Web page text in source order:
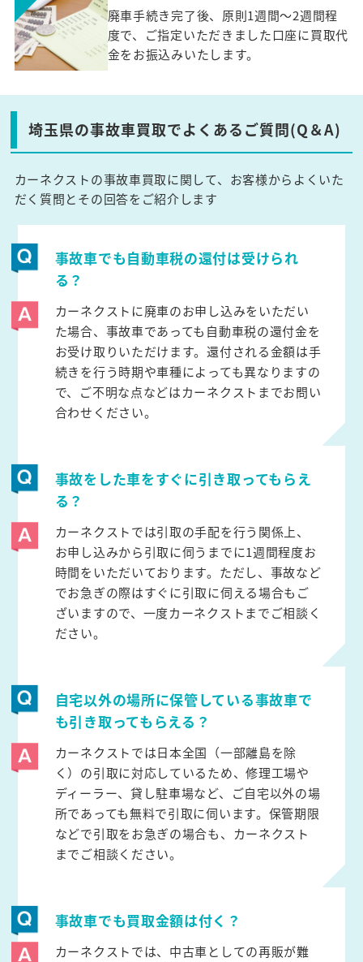
廃車手続き完了後、原則1週間～2週間程
度で、ご指定いただきました口座に買取代
金をお振込みいたします。
埼玉県の事故車買取でよくあるご質問(Q＆A)
カーネクストの事故車買取に関して、お客様からよくいた
だく質問とその回答をご紹介します
事故車でも自動車税の還付は受けられ
る？
カーネクストに廃車のお申し込みをいただい
た場合、事故車であっても自動車税の還付金を
お受け取りいただけます。還付される金額は手
続きを行う時期や車種によっても異なりますの
で、ご不明な点などはカーネクストまでお問い
合わせください。
事故をした車をすぐに引き取ってもらえ
る？
カーネクストでは引取の手配を行う関係上、
お申し込みから引取に伺うまでに1週間程度お
時間をいただいております。ただし、事故など
でお急ぎの際はすぐに引取に伺える場合もご
ざいますので、一度カーネクストまでご相談く
ださい。
自宅以外の場所に保管している事故車で
も引き取ってもらえる？
カーネクストでは日本全国（一部離島を除
く）の引取に対応しているため、修理工場や
ディーラー、貸し駐車場など、ご自宅以外の場
所であっても無料で引取に伺います。保管期限
などで引取をお急ぎの場合も、カーネクスト
までご相談ください。
事故車でも買取金額は付く？
カーネクストでは、中古車としての再販が難